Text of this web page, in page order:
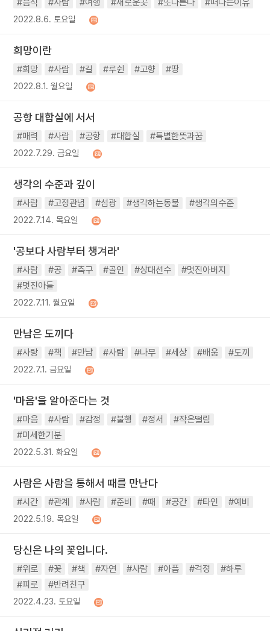
#음식 #사람 #여행 #새로운곳 #또다른나 #떠나는이유
2022.8.6. 토요일
희망이란
#희망 #사람 #길 #루쉰 #고향 #땅
2022.8.1. 월요일
공항 대합실에 서서
#매력 #사람 #공항 #대합실 #특별한뜻과꿈
2022.7.29. 금요일
생각의 수준과 깊이
#사람 #고정관념 #섬광 #생각하는동물 #생각의수준
2022.7.14. 목요일
'공보다 사람부터 챙겨라'
#사람 #공 #축구 #골인 #상대선수
#멋진아버지
#멋진아들
2022.7.11. 월요일
만남은 도끼다
#사랑 #책 #만남 #사람 #나무 #세상 #배움 #도끼
2022.7.1. 금요일
'마음'을 알아준다는 것
#마음 #사람 #감정 #불행 #정서
#작은떨림
#미세한기분
2022.5.31. 화요일
사람은 사람을 통해서 때를 만난다
#시간 #관계 #사람 #준비 #때 #공간 #타인 #예비
2022.5.19. 목요일
당신은 나의 꽃입니다.
#위로 #꽃 #책 #자연 #사람 #아픔 #걱정
#하루
#피로
#반려친구
2022.4.23. 토요일